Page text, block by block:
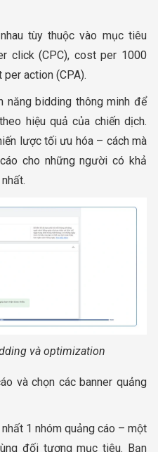
tùy thuộc vào mục tiêu
click (CPC), cost per 1000
action (CPA).
năng bidding thông minh để
hiệu quả của chiến dịch.
lược tối ưu hóa – cách mà
cho những người có khả
và optimization
và chọn các banner quảng
1 nhóm quảng cáo – một
đối tượng mục tiêu. Bạn